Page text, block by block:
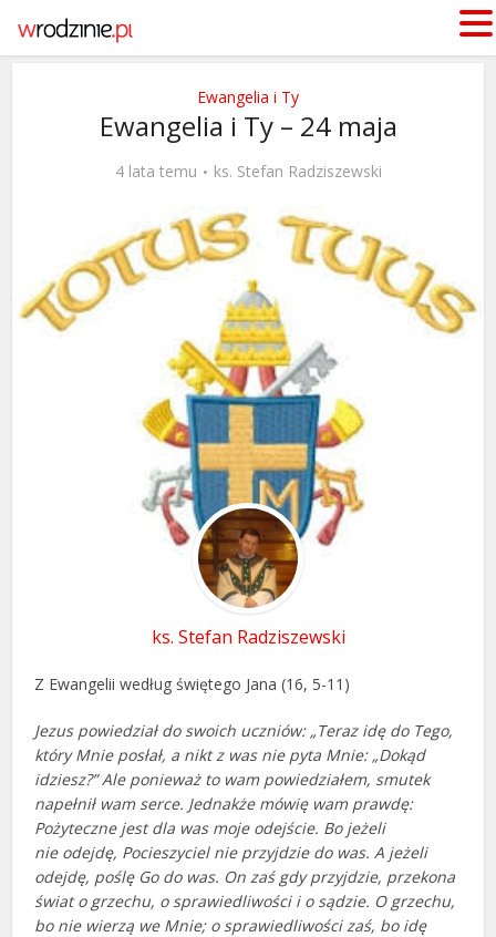
Ewangelia i Ty
Ewangelia i Ty – 24 maja
4 lata temu ks. Stefan Radziszewski
ks. Stefan Radziszewski
Z Ewangelii według świętego Jana (16, 5-11)
Jezus powiedział do swoich uczniów: „Teraz idę do Tego,
który Mnie posłał, a nikt z was nie pyta Mnie: „Dokąd
idziesz?” Ale ponieważ to wam powiedziałem, smutek
napełnił wam serce. Jednakże mówię wam prawdę:
Pożyteczne jest dla was moje odejście. Bo jeżeli
nie odejdę, Pocieszyciel nie przyjdzie do was. A jeżeli
odejdę, poślę Go do was. On zaś gdy przyjdzie, przekona
świat o grzechu, o sprawiedliwości i o sądzie. O grzechu,
bo nie wierzą we Mnie; o sprawiedliwości zaś, bo idę